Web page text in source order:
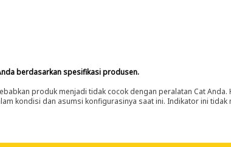
berdasarkan spesifikasi produsen.
produk menjadi tidak cocok dengan peralatan Cat
kondisi dan asumsi konfigurasinya saat ini. Indikator ini